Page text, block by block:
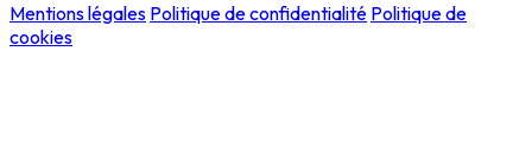
Mentions légales Politique de confidentialité Politique de
cookies